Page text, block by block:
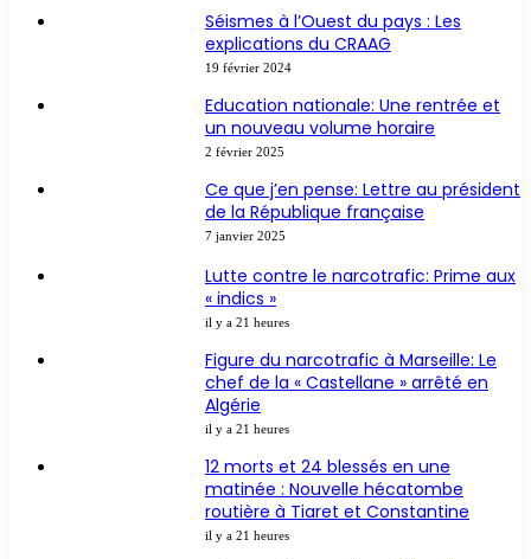
Séismes à l’Ouest du pays : Les
explications du CRAAG
19 février 2024
Education nationale: Une rentrée et
un nouveau volume horaire
2 février 2025
Ce que j’en pense: Lettre au président
de la République française
7 janvier 2025
Lutte contre le narcotrafic: Prime aux
« indics »
il y a 21 heures
Figure du narcotrafic à Marseille: Le
chef de la « Castellane » arrêté en
Algérie
il y a 21 heures
12 morts et 24 blessés en une
matinée : Nouvelle hécatombe
routière à Tiaret et Constantine
il y a 21 heures